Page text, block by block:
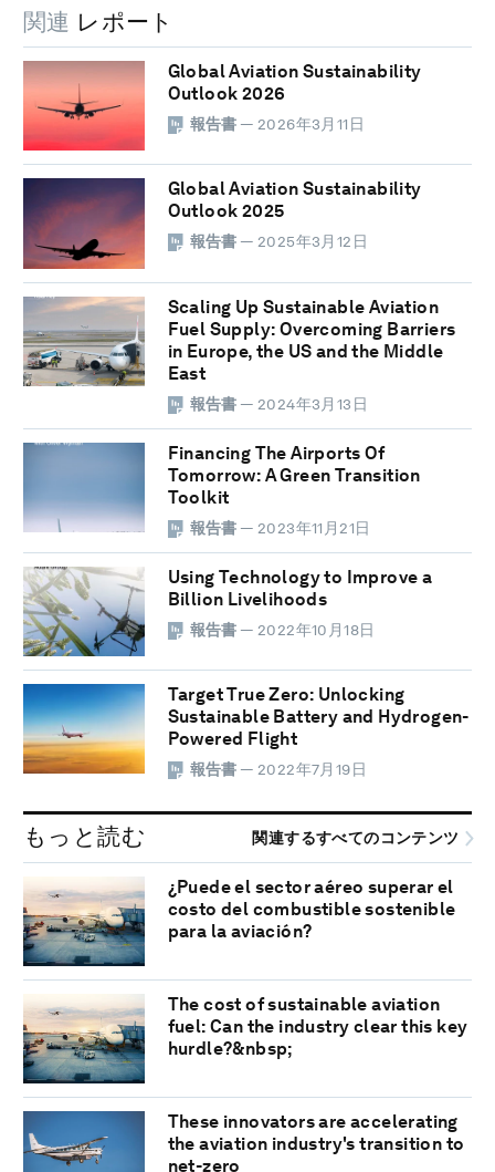
関連 レポート
Global Aviation Sustainability
Outlook 2026
報告書 — 2026年3月11日
Global Aviation Sustainability
Outlook 2025
報告書 — 2025年3月12日
Scaling Up Sustainable Aviation
Fuel Supply: Overcoming Barriers
in Europe, the US and the Middle
East
報告書 — 2024年3月13日
Financing The Airports Of
Tomorrow: A Green Transition
Toolkit
報告書 — 2023年11月21日
Using Technology to Improve a
Billion Livelihoods
報告書 — 2022年10月18日
Target True Zero: Unlocking
Sustainable Battery and Hydrogen-
Powered Flight
報告書 — 2022年7月19日
もっと読む 関連するすべてのコンテンツ
¿Puede el sector aéreo superar el
costo del combustible sostenible
para la aviación?
The cost of sustainable aviation
fuel: Can the industry clear this key
hurdle?&nbsp;
These innovators are accelerating
the aviation industry's transition to
net-zero